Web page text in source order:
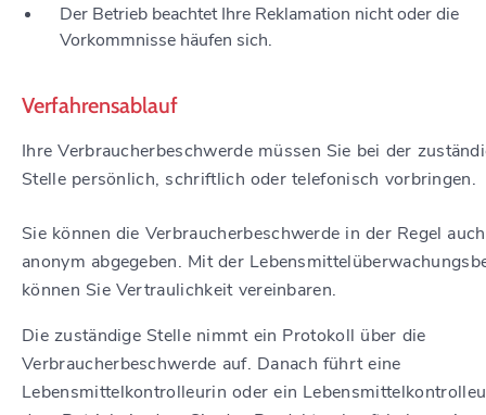
Der Betrieb beachtet Ihre Reklamation nicht oder die
Vorkommnisse häufen sich.
Verfahrensablauf
Ihre Verbraucherbeschwerde müssen Sie bei der
Stelle persönlich, schriftlich oder telefonisch vorbringen.
Sie können die Verbraucherbeschwerde in der Regel auch
anonym abgegeben. Mit der
können Sie Vertraulichkeit vereinbaren.
Die zuständige Stelle nimmt ein Protokoll über die
Verbraucherbeschwerde auf. Danach führteine
Lebensmittelkontrolleurin oder ein